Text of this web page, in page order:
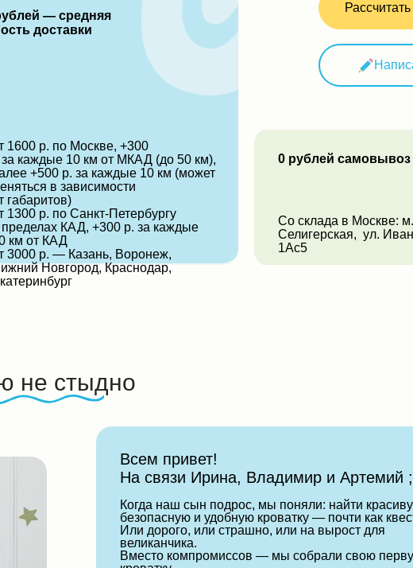
0 рублей самовывоз
Со склада в Москве: м.
Селигерская, ул.
1Ас5
— средняя
доставки
1600 р. по Москве, +300
за каждые 10 км от МКАД (до 50 км),
+500 р. за каждые 10 км (может
в зависимости
габаритов)
1300 р. по Санкт-Петербургу
пределах КАД, +300 р. за каждые
км от КАД
3000 р. — Казань, Воронеж,
Новгород, Краснодар,
Всем привет!
На связи Ирина, Владимир и Артемий
Когда наш сын подрос, мы поняли: найти
безопасную и удобную кроватку — почти как
Или дорого, или страшно, или на вырост для
великанчика.
Вместо компромиссов — мы собрали свою
не стыдно